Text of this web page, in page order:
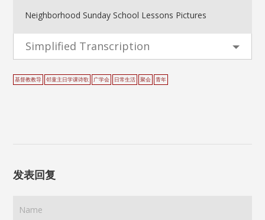
Neighborhood Sunday School Lessons Pictures
Simplified Transcription
基督教教导 邻童主日学课诗歌 广学会 日常生活 聚会 青年
发表回复